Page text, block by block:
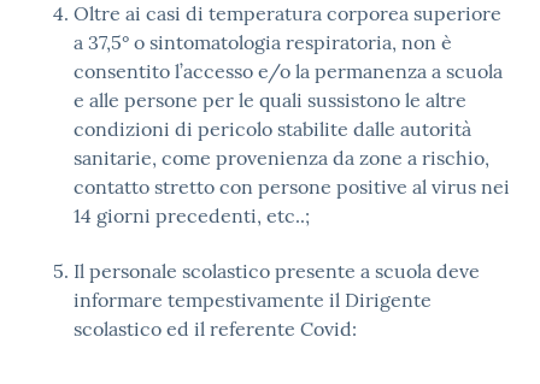
Oltre ai casi di temperatura corporea superiore
a 37,5° o sintomatologia respiratoria, non è
consentito l’accesso e/o la permanenza a scuola
e alle persone per le quali sussistono le altre
condizioni di pericolo stabilite dalle autorità
sanitarie, come provenienza da zone a rischio,
contatto stretto con persone positive al virus nei
14 giorni precedenti, etc..;
Il personale scolastico presente a scuola deve
informare tempestivamente il Dirigente
scolastico ed il referente Covid: